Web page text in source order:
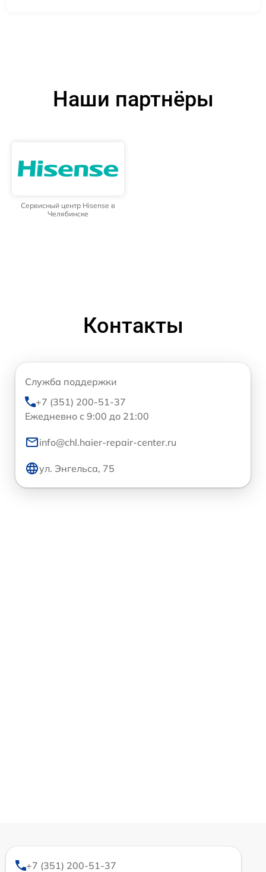
Наши партнёры
Сервисный центр Hisense в
Челябинске
Контакты
Служба поддержки
+7 (351) 200-51-37
Ежедневно с 9:00 до 21:00
info@chl.haier-repair-center.ru
ул. Энгельса, 75
+7 (351) 200-51-37